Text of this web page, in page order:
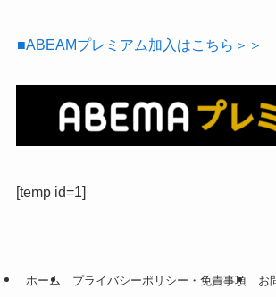
■ABEAMプレミアム加入はこちら＞＞
[temp id=1]
ホーム プライバシーポリシー・免責事項 お